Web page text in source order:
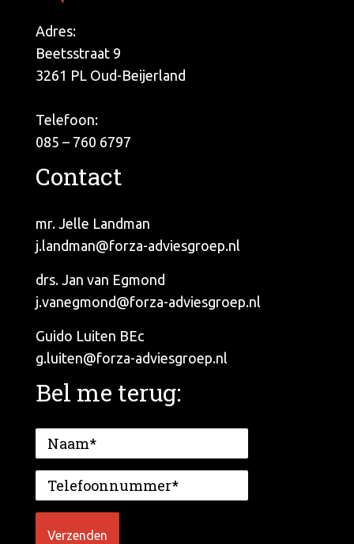
Adres:
Beetsstraat 9
3261 PL Oud-Beijerland
Telefoon:
085 – 760 6797
Contact
mr. Jelle Landman
j.landman@forza-adviesgroep.nl
drs. Jan van Egmond
j.vanegmond@forza-adviesgroep.nl
Guido Luiten BEc
g.luiten@forza-adviesgroep.nl
Bel me terug: